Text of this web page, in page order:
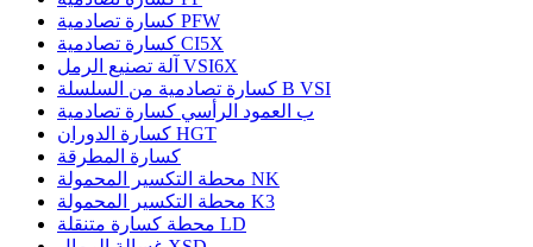
كسارة تصادمية PFW
كسارة تصادمية CI5X
آلة تصنيع الرمل VSI6X
كسارة تصادمية من السلسلة B VSI
ب العمود الرأسي كسارة تصادمية
كسارة الدوران HGT
كسارة المطرقة
محطة التكسير المحمولة NK
محطة التكسير المحمولة K3
محطة كسارة متنقلة LD